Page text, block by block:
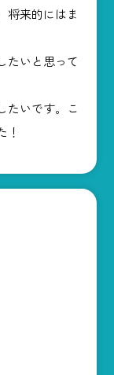
将来的にはま
たいと思って
たいです。こ
！